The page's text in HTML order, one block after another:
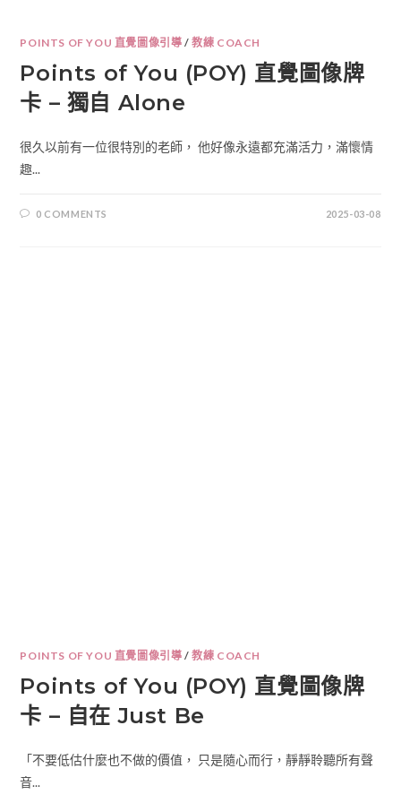
POINTS OF YOU 直覺圖像引導 /教練 COACH
Points of You (POY) 直覺圖像牌
卡 – 獨自 Alone
很久以前有一位很特別的老師， 他好像永遠都充滿活力，滿懷情
趣...
0 COMMENTS 2025-03-08
POINTS OF YOU 直覺圖像引導 /教練 COACH
Points of You (POY) 直覺圖像牌
卡 – 自在 Just Be
「不要低估什麼也不做的價值， 只是隨心而行，靜靜聆聽所有聲
音...